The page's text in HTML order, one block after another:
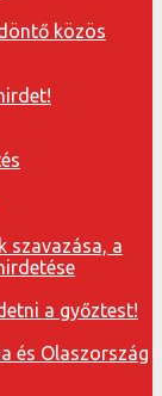
közös
szavazása, a
a győztest!
és Olaszország